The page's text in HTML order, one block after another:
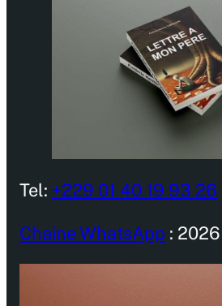
Tel: +229 01 40 19 93 26
Chaine WhatsApp : 2026